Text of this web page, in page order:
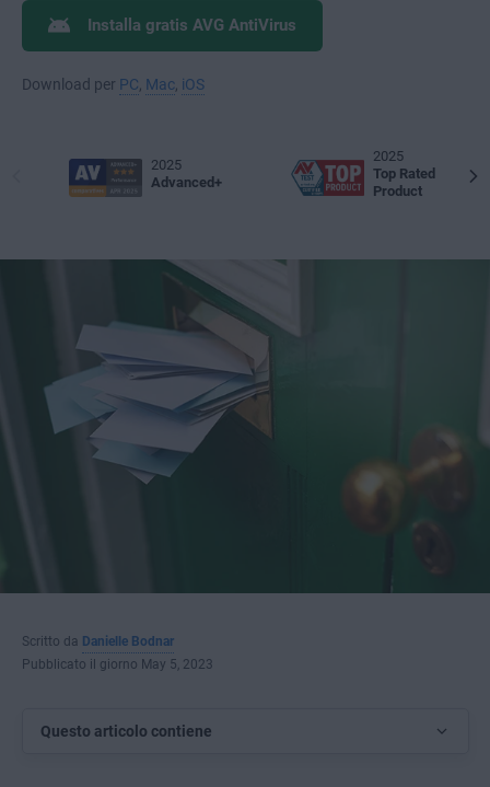
Installa gratis AVG AntiVirus
Download per PC Mac iOS
2025
Advanced+
2025
Top Rated
Product
Scritto da Danielle Bodnar
Pubblicato il giorno May 5, 2023
Questo articolo contiene